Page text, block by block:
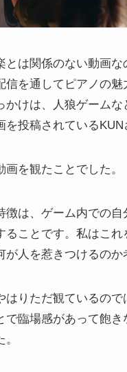
とは関係のない動画
信を通してピアノの
かけは、人狼ゲーム
を投稿されているKUN
画を観たことでした。
徴は、ゲーム内での自
ることです。私はこれ
が人を惹きつけるのか
はりただ観ているので
で臨場感があって飽